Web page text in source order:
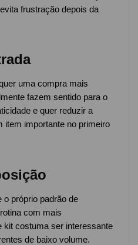
frustração depois da
uma compra mais
fazem sentido para o
e quer reduzir a
item importante no primeiro
o próprio padrão de
com mais
kit costuma ser interessante
de baixo volume.